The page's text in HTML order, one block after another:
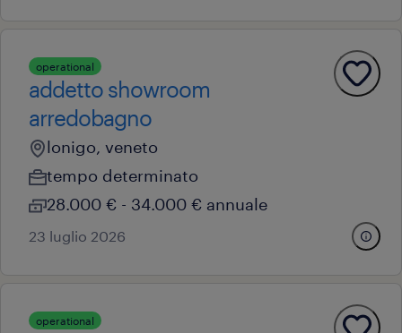
operational
addetto showroom
arredobagno
lonigo, veneto
tempo determinato
28.000 € - 34.000 € annuale
23 luglio 2026
operational